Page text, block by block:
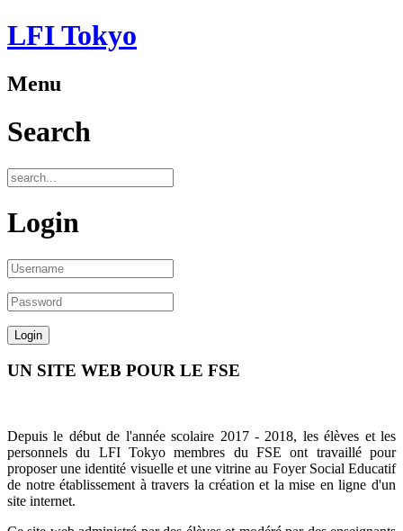
LFI Tokyo
Menu
Search
Login
UN SITE WEB POUR LE FSE
Depuis le début de l'année scolaire 2017 - 2018, les élèves et les
personnels du LFI Tokyo membres du FSE ont travaillé pour
proposer une identité visuelle et une vitrine au Foyer Social Educatif
de notre établissement à travers la création et la mise en ligne d'un
site internet.